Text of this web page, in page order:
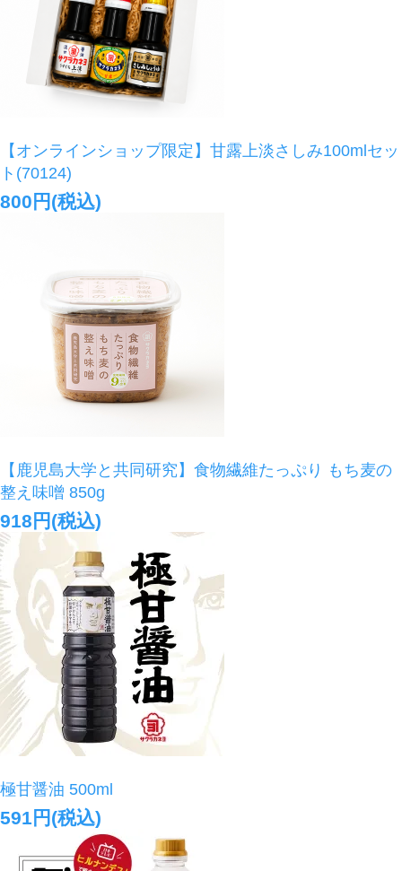
【オンラインショップ限定】甘露上淡さしみ100mlセッ
ト(70124)
800円(税込)
【鹿児島大学と共同研究】食物繊維たっぷり もち麦の
整え味噌 850g
918円(税込)
極甘醤油 500ml
591円(税込)